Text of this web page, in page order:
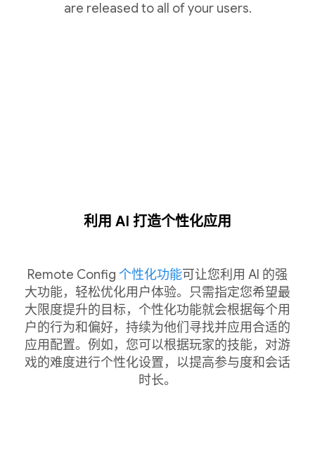
are released to all of your users.
利用 AI 打造个性化应用
Remote Config 个性化功能可让您利用 AI 的强
大功能，轻松优化用户体验。只需指定您希望最
大限度提升的目标，个性化功能就会根据每个用
户的行为和偏好，持续为他们寻找并应用合适的
应用配置。例如，您可以根据玩家的技能，对游
戏的难度进行个性化设置，以提高参与度和会话
时长。